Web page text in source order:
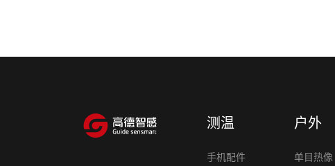
测温
手机配件
户外
单目热像